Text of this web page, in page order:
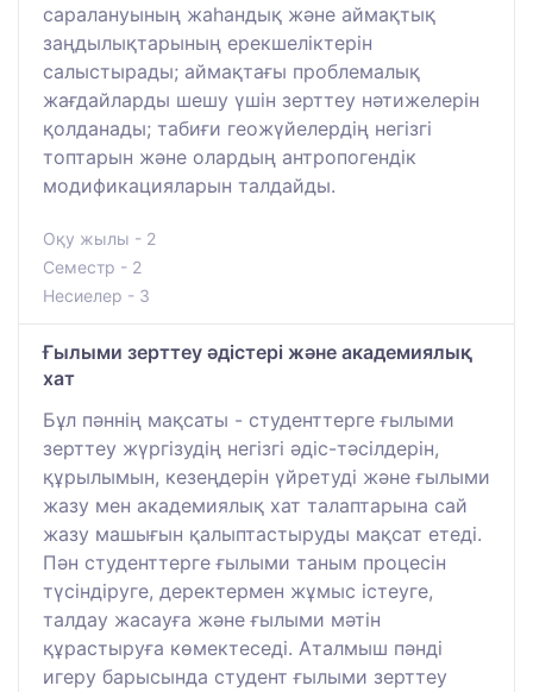
саралануының жаһандық және аймақтық
заңдылықтарының ерекшеліктерін
салыстырады; аймақтағы проблемалық
жағдайларды шешу үшін зерттеу нәтижелерін
қолданады; табиғи геожүйелердің негізгі
топтарын және олардың антропогендік
модификацияларын талдайды.
Оқу жылы - 2
Семестр - 2
Несиелер - 3
Ғылыми зерттеу әдістері және академиялық
хат
Бұл пәннің мақсаты - студенттерге ғылыми
зерттеу жүргізудің негізгі әдіс-тәсілдерін,
құрылымын, кезеңдерін үйретуді және ғылыми
жазу мен академиялық хат талаптарына сай
жазу машығын қалыптастыруды мақсат етеді.
Пән студенттерге ғылыми таным процесін
түсіндіруге, деректермен жұмыс істеуге,
талдау жасауға және ғылыми мәтін
құрастыруға көмектеседі. Аталмыш пәнді
игеру барысында студент ғылыми зерттеу